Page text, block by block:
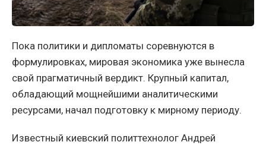
Пока политики и дипломаты соревнуются в
формулировках, мировая экономика уже вынесла
свой прагматичный вердикт. Крупный капитал,
обладающий мощнейшими аналитическими
ресурсами, начал подготовку к мирному периоду.
Известный киевский политтехнолог Андрей